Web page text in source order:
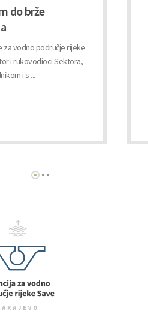
do brže
za vodno područje rijeke
i rukovodioci Sektora,
i s ...